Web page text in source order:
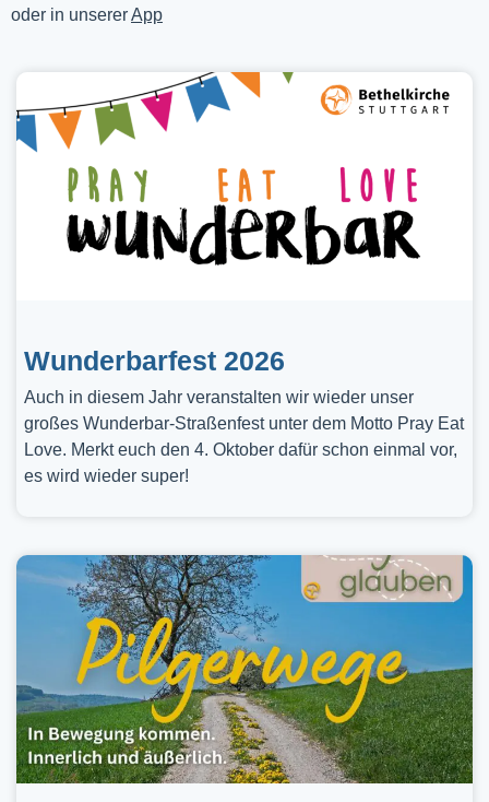
oder in unsererApp
Wunderbarfest 2026
Auch in diesem Jahr veranstalten wir wieder unser
großes Wunderbar-Straßenfest unter dem Motto Pray Eat
Love. Merkt euch den 4. Oktober dafür schon einmal vor,
es wird wieder super!